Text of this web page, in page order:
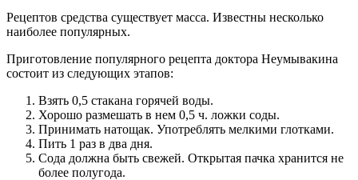
Рецептов средства существует масса. Известны несколько
наиболее популярных.
Приготовление популярного рецепта доктора Неумывакина
состоит из следующих этапов:
Взять 0,5 стакана горячей воды.
Хорошо размешать в нем 0,5 ч. ложки соды.
Принимать натощак. Употреблять мелкими глотками.
Пить 1 раз в два дня.
Сода должна быть свежей. Открытая пачка хранится не
более полугода.